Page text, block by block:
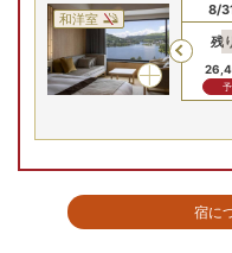
和洋室
8/29(土) 8/30(日)
28,600円
問合せ
8/
残
宿に